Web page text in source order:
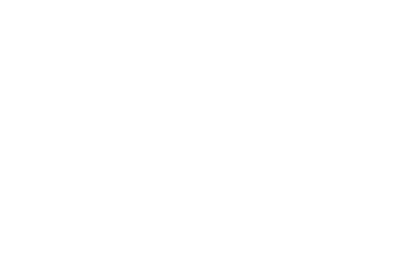
Jorku, przedstawicielami